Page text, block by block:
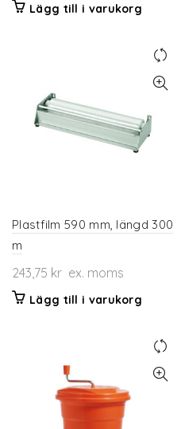
Lägg till i varukorg
Plastfilm 590 mm, längd 300
m
243,75 kr ex. moms
Lägg till i varukorg